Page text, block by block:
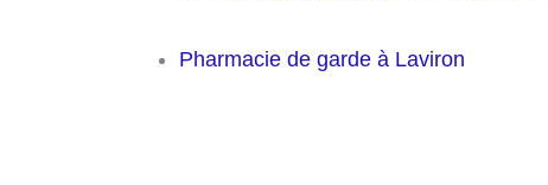
Pharmacie de garde à Laviron